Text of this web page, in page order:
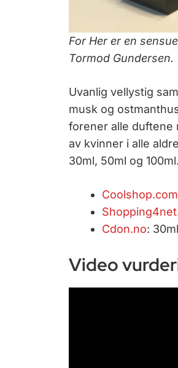
For Her er en
Tormod Gundersen.
Uvanlig vellystig
musk og
forener alle duftene
av kvinner i alle
30ml, 50ml og
Coolshop.com
Cdon.no:
Video